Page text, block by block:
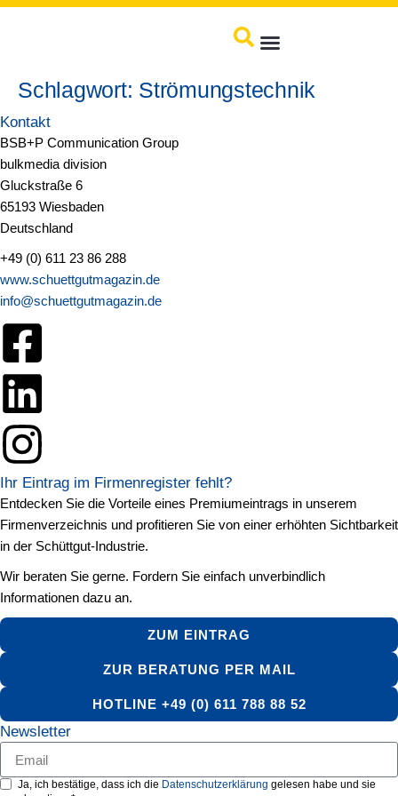
Schlagwort: Strömungstechnik
Kontakt
BSB+P Communication Group
bulkmedia division
Gluckstraße 6
65193 Wiesbaden
Deutschland
+49 (0) 611 23 86 288
www.schuettgutmagazin.de
info@schuettgutmagazin.de
Ihr Eintrag im Firmenregister fehlt?
Entdecken Sie die Vorteile eines Premiumeintrags in unserem
Firmenverzeichnis und profitieren Sie von einer erhöhten Sichtbarkeit
in der Schüttgut-Industrie.
Wir beraten Sie gerne. Fordern Sie einfach unverbindlich
Informationen dazu an.
ZUM EINTRAG
ZUR BERATUNG PER MAIL
HOTLINE +49 (0) 611 788 88 52
Newsletter
Ja, ich bestätige, dass ich die Datenschutzerklärung gelesen habe und sie